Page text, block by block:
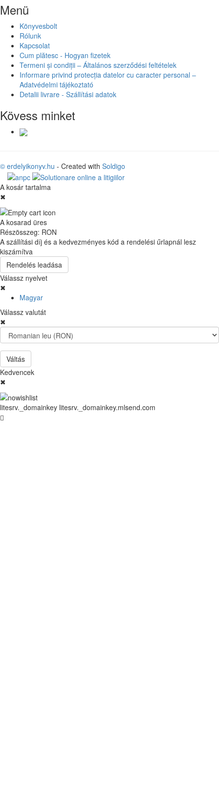
Menü
Könyvesbolt
Rólunk
Kapcsolat
Cum plătesc - Hogyan fizetek
Termeni și condiții – Általános szerződési feltételek
Informare privind protecția datelor cu caracter personal –
Adatvédelmi tájékoztató
Detalii livrare - Szállítási adatok
Kövess minket
© erdelyikonyv.hu - Created with Soldigo
A kosár tartalma
✖
A kosarad üres
Részösszeg: RON
A szállítási díj és a kedvezményes kód a rendelési űrlapnál lesz
kiszámítva
Rendelés leadása
Válassz nyelvet
✖
Magyar
Válassz valutát
✖
Váltás
Kedvencek
✖
litesrv._domainkey litesrv._domainkey.mlsend.com